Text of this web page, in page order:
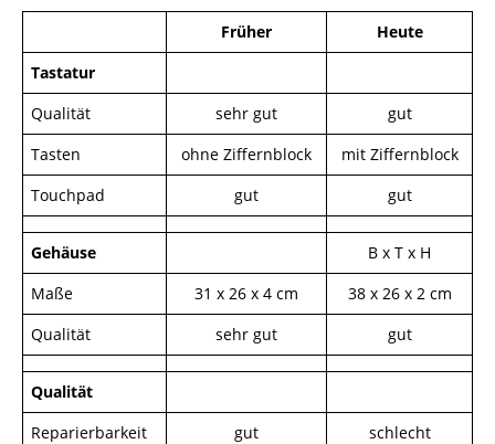
Früher
Heute
Tastatur
Qualität
sehr gut
gut
Tasten
ohne Ziffernblock
mit Ziffernblock
Touchpad
gut gut
Gehäuse
B x T x H
Maße
31 x 26 x 4 cm
38 x 26 x 2 cm
Qualität
sehr gut gut
Qualität
Reparierbarkeit
gut schlecht